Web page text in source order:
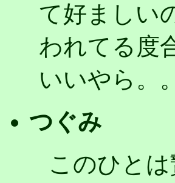
て好ましい
われてる度
いいやら。
つぐみ
このひと